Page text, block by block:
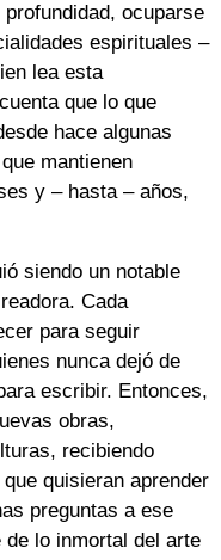
ocuparse
espirituales –
lea esta
que lo que
hace algunas
mantienen
y – hasta – años,
siendo un notable
Cada
para seguir
nunca dejó de
escribir. Entonces,
obras,
recibiendo
quisieran aprender
preguntas a ese
lo inmortal del arte